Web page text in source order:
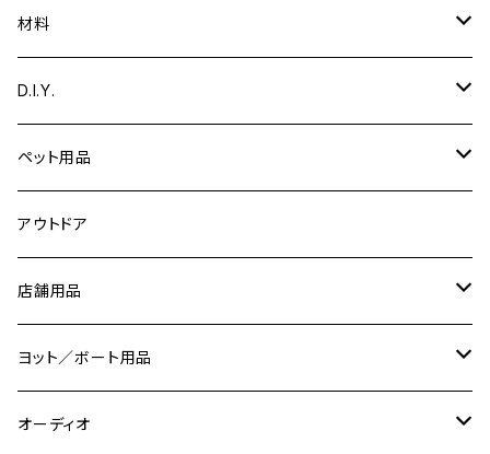
ガーデニング用品
小物入れ
スマホスタンド
ネームプレート／表札
バス／洗面用品
ソープディッシュ
風呂椅子
キーホルダー
壁かざり
エッグスタンド
鍋敷き
鍋ふた
カトラリー
コースター
トレー・お盆
絵
ギタースタンド
脚台
【ギターパーツ制作】
楽器
カホン
ディフューザー
トレーニング用品
収納
ダンベルラック
材料
木材
アクリル
コーリアン
D.I.Y.
時計パーツ
切り文字
道具
治具
研ぎ用品
ペット用品
ネコの爪研ぎ
アウトドア
店舗用品
サインプレート
ディスプレイ用品
ヨット／ボート用品
船内小物
オーディオ